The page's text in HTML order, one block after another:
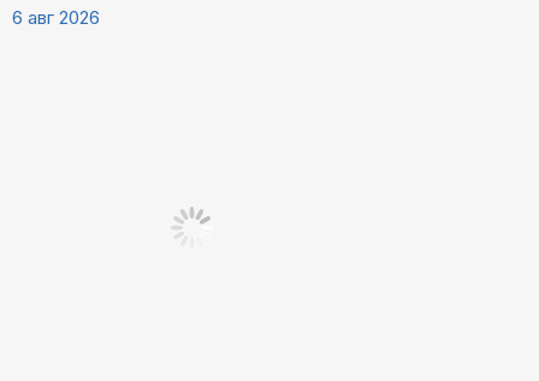
6 авг 2026